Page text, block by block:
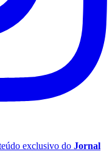
exclusivo do Jornal